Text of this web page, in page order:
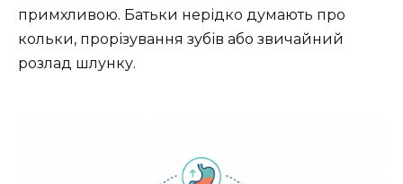
примхливою. Батьки нерідко думають про
кольки, прорізування зубів або звичайний
розлад шлунку.